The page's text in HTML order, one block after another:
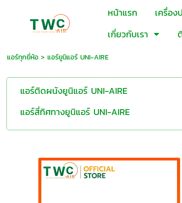
หน้าแรก เครื่อง
เกี่ยวกับเรา
แอร์ทุกยี่ห้อ> แอร์ยูนิแอร์ UNI-AIRE
แอร์ติดผนังยูนิแอร์ UNI-AIRE
แอร์สี่ทิศทางยูนิแอร์ UNI-AIRE